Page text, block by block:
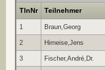
TlnNr Teilnehmer
1 Braun,Georg
2 Hirneise,Jens
3 Fischer,André,Dr.